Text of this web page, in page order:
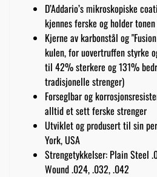
D’Addario’s mikroskopiske
kjennes ferske og holder
Kjerne av karbonstål og
kulen, for uovertruffen styrke
til 42% sterkere og 131%
tradisjonelle strenger)
Forseglbar og
alltid et sett ferske strenger
Utviklet og produsert til sin
York, USA
Strengetykkelser: Plain Steel
Wound .024, .032, .042